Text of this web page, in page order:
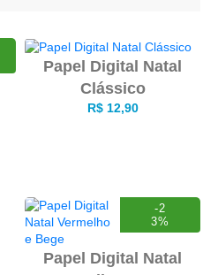
Papel Digital Natal
Clássico
R$12,90
-2
3%
Papel Digital Natal